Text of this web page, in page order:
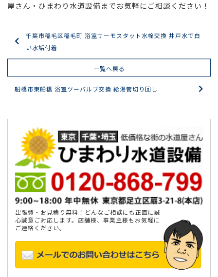
屋さん・ひまわり水道設備までお気軽にご相談ください！
千葉市稲毛区稲毛町 浴室サーモスタット水栓交換 井戸水で白
い水垢付着
一覧へ戻る
船橋市東船橋 浴室ツーバルブ交換 給湯管切り回し
出張費・お見積り無料！どんなご相談にも正直に誠
心誠意ご対応します。店舗様、事業主様もお気軽に
ご連絡ください。